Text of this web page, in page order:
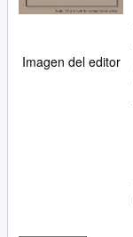
Imagen del editor